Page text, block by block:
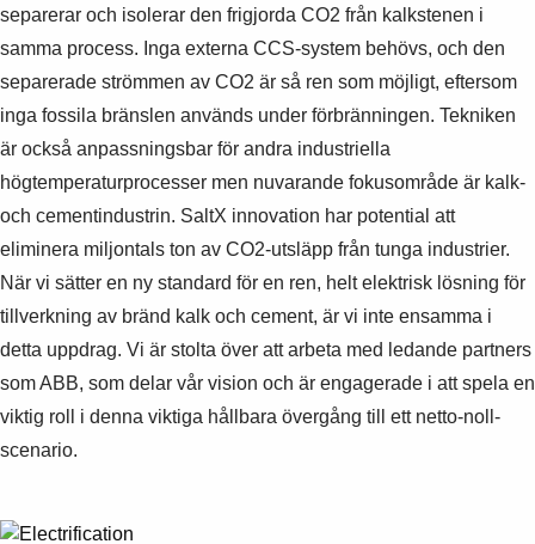
separerar och isolerar den frigjorda CO2 från kalkstenen i
samma process. Inga externa CCS-system behövs, och den
separerade strömmen av CO2 är så ren som möjligt, eftersom
inga fossila bränslen används under förbränningen. Tekniken
är också anpassningsbar för andra industriella
högtemperaturprocesser men nuvarande fokusområde är kalk-
och cementindustrin. SaltX innovation har potential att
eliminera miljontals ton av CO2-utsläpp från tunga industrier.
När vi sätter en ny standard för en ren, helt elektrisk lösning för
tillverkning av bränd kalk och cement, är vi inte ensamma i
detta uppdrag. Vi är stolta över att arbeta med ledande partners
som ABB, som delar vår vision och är engagerade i att spela en
viktig roll i denna viktiga hållbara övergång till ett netto-noll-
scenario.